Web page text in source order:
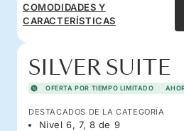
COMODIDADES Y
CARACTERÍSTICAS
SILVER SUITE
OFERTA POR TIEMPO LIMITADO
DESTACADOS DE LA CATEGORÍA
Nivel 6, 7, 8 de 9